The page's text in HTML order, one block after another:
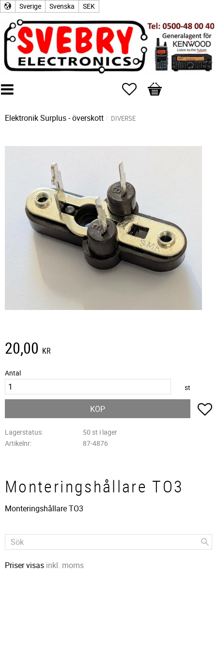
Sverige Svenska SEK
Favoriter
Kundvagn
Elektronik Surplus - överskott DIVERSE
20,00 KR
Antal
st
KÖP
Lagerstatus
50 st i lager
Artikelnr
87-4876
Monteringshållare TO3
Monteringshållare TO3
Priser visas inkl. moms